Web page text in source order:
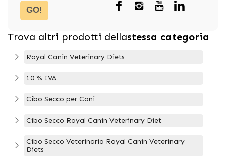
GO!
Trova altri prodotti dellastessa categoria
Royal Canin Veterinary Diets
10 % IVA
Cibo Secco per Cani
Cibo Secco Royal Canin Veterinary Diet
Cibo Secco Veterinario Royal Canin Veterinary
Diets